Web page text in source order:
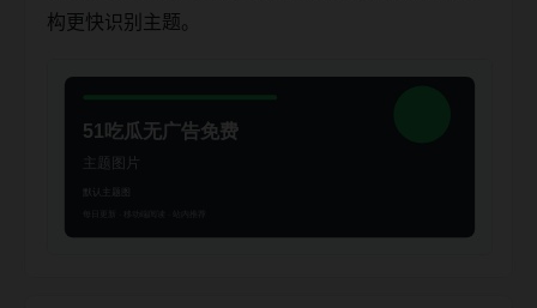
构更快识别主题。